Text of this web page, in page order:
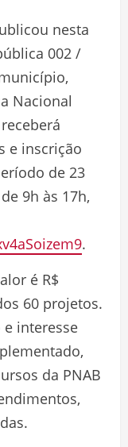
nesta
002 /
Nacional
e inscrição
de 23
9h às 17h,
.
é R$
60 projetos.
interesse
da PNAB